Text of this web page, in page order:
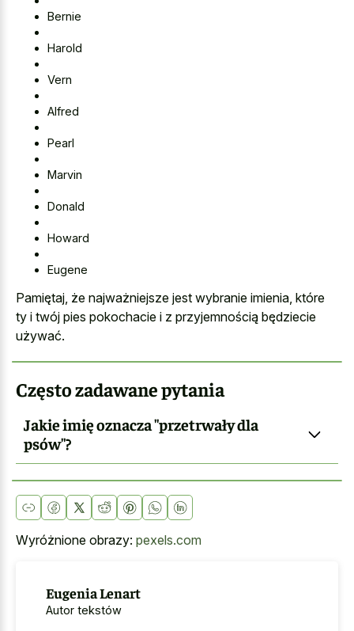
Bernie
Harold
Vern
Alfred
Pearl
Marvin
Donald
Howard
Eugene
Pamiętaj, że najważniejsze jest wybranie imienia, które
ty i twój pies pokochacie i z przyjemnością będziecie
używać.
Często zadawane pytania
Jakie imię oznacza "przetrwały dla
psów"?
Wyróżnione obrazy: pexels.com
Eugenia Lenart
Autor tekstów